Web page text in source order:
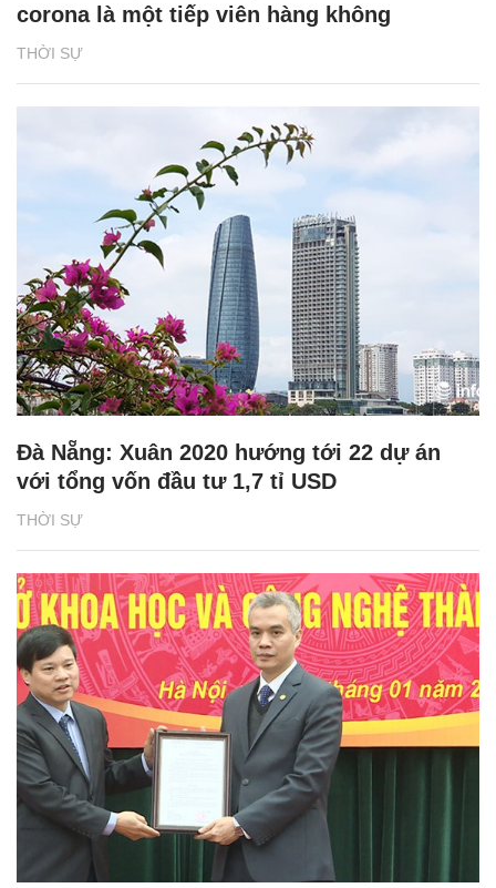
THỜI SỰ
corona là một tiếp viên hàng không
THỜI SỰ
Đà Nẵng: Xuân 2020 hướng tới 22 dự án
với tổng vốn đầu tư 1,7 tỉ USD